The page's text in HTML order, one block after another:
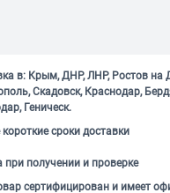
в: Крым, ДНР, ЛНР, Ростов на
Скадовск, Краснодар,
Геническ.
сроки доставки
при получении и проверке
сертифицирован и имеет